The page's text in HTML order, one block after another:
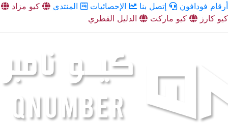
أرقام فودافون
إتصل بنا الإحصائيات المنتدى
كيو مزاد
كيو كارز
كيو ماركت الدليل القطري